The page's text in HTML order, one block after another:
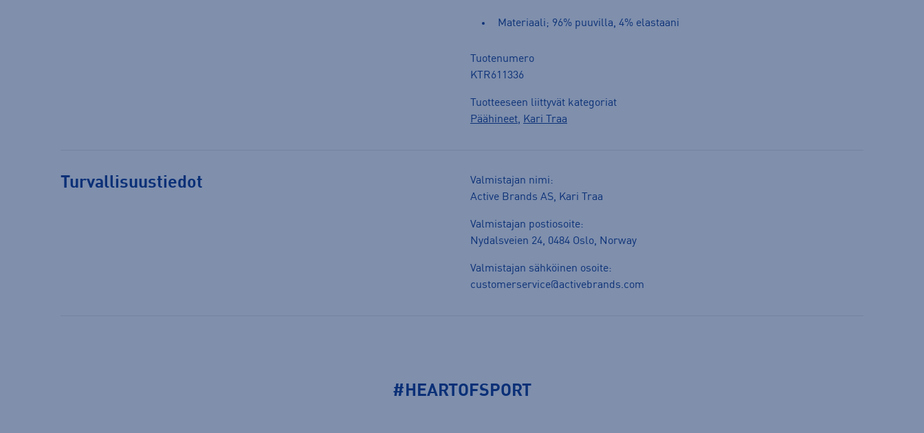
Materiaali; 96% puuvilla, 4% elastaani
Tuotenumero
KTR611336
Tuotteeseen liittyvät kategoriat
Päähineet, Kari Traa
Turvallisuustiedot
Valmistajan nimi:
Active Brands AS, Kari Traa
Valmistajan postiosoite:
Nydalsveien 24, 0484 Oslo, Norway
Valmistajan sähköinen osoite:
customerservice@activebrands.com
#HEARTOFSPORT